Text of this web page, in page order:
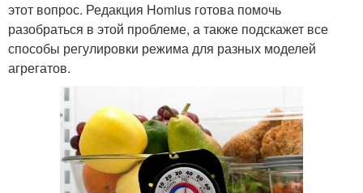
этот вопрос. Редакция Homius готова помочь
разобраться в этой проблеме, а также подскажет все
способы регулировки режима для разных моделей
агрегатов.